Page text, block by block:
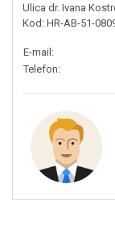
Ulica dr. Ivana
Kod : HR-AB-51-
E-mail :
Telefon: